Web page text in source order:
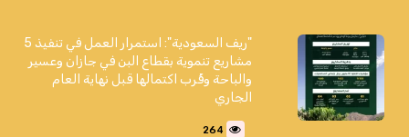
"ريف السعودية": استمرار العمل في تنفيذ 5
مشاريع تنموية بقطاع البن في جازان وعسير
والباحة وقُرب اكتمالها قبل نهاية العام
الجاري
264